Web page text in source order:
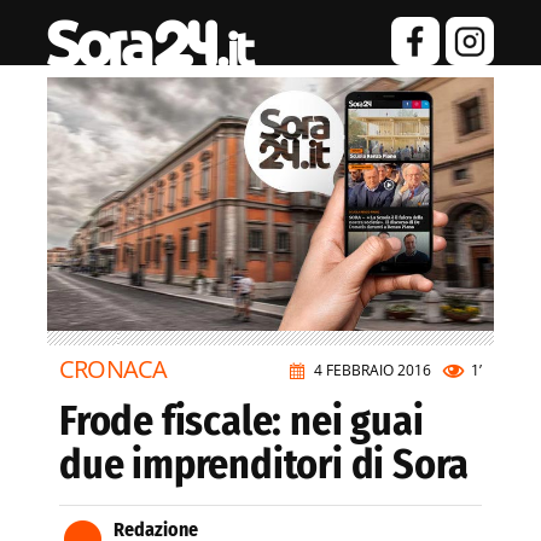
4 FEBBRAIO 2016 1’
CRONACA
Frode fiscale: nei guai
due imprenditori di Sora
Redazione